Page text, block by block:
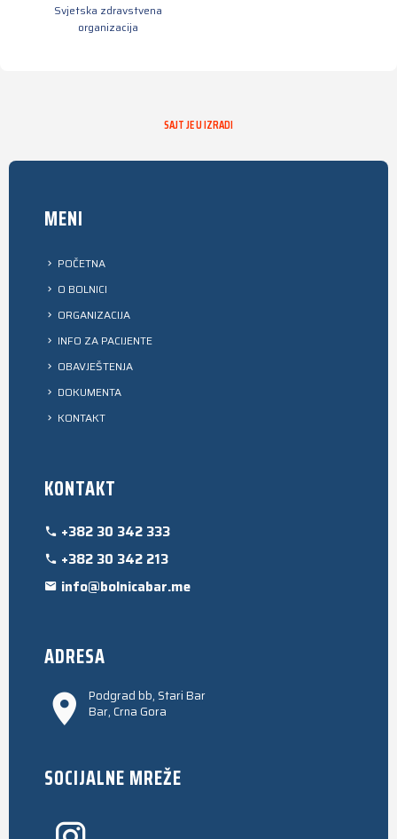
Svjetska zdravstvena
organizacija
SAJT JE U IZRADI
MENI
POČETNA
O BOLNICI
ORGANIZACIJA
INFO ZA PACIJENTE
OBAVJEŠTENJA
DOKUMENTA
KONTAKT
KONTAKT
+382 30 342 333
+382 30 342 213
info@bolnicabar.me
ADRESA
Podgrad bb, Stari Bar
Bar, Crna Gora
SOCIJALNE MREŽE